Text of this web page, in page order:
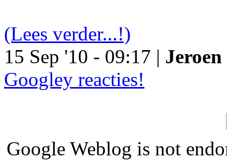
(Lees verder...!)
15 Sep '10 - 09:17 |
Googley reacties!
Google Weblog is not